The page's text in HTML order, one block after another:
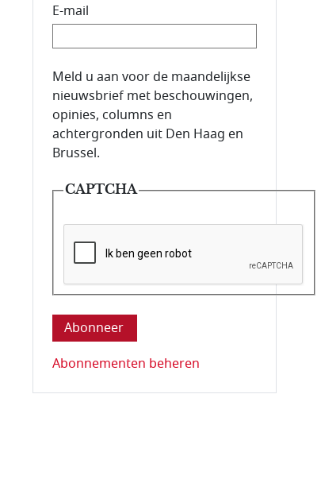
E-mail
E-mailadres van de abonnee.
Meld u aan voor de maandelijkse
nieuwsbrief met beschouwingen,
opinies, columns en
achtergronden uit Den Haag en
Brussel.
CAPTCHA
Deze vraag is om te controleren dat u
Abonnementen beheren